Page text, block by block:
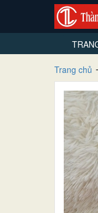
Trang chủ